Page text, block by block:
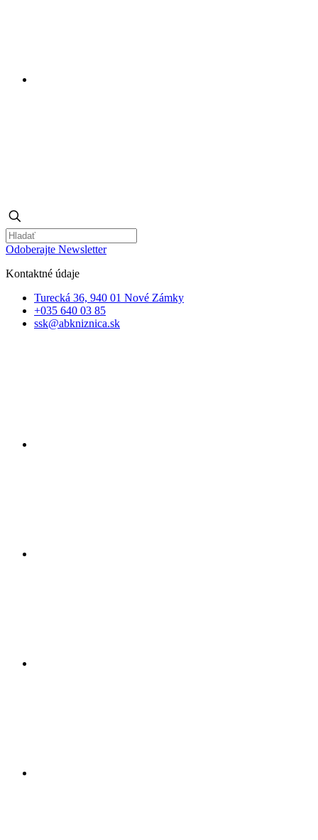
Odoberajte Newsletter
Kontaktné údaje
Turecká 36, 940 01 Nové Zámky
+035 640 03 85
ssk@abkniznica.sk